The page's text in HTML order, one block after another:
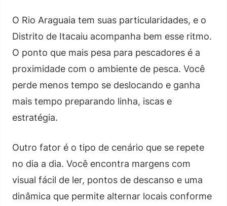
O Rio Araguaia tem suas particularidades, e o
Distrito de Itacaiu acompanha bem esse ritmo.
O ponto que mais pesa para pescadores é a
proximidade com o ambiente de pesca. Você
perde menos tempo se deslocando e ganha
mais tempo preparando linha, iscas e
estratégia.
Outro fator é o tipo de cenário que se repete
no dia a dia. Você encontra margens com
visual fácil de ler, pontos de descanso e uma
dinâmica que permite alternar locais conforme